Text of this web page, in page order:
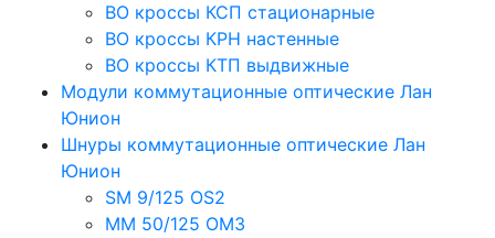
ВО кроссы КСП стационарные
ВО кроссы КРН настенные
ВО кроссы КТП выдвижные
Модули коммутационные оптические Лан
Юнион
Шнуры коммутационные оптические Лан
Юнион
SM 9/125 OS2
MM 50/125 OM3